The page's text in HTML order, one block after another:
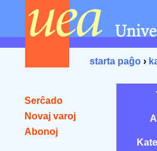
starta paĝo ›
Serĉado
Novaj varoj
Abonoj